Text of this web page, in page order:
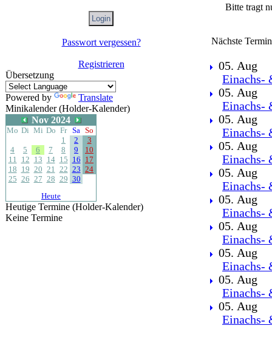
Passwort vergessen?
Registrieren
Übersetzung
Powered by
Translate
Minikalender (Holder-Kalender)
Nov 2024
Mo Di Mi Do Fr Sa So
1
2
3
4
5 6 7 8 9
10
11 12 13 14 15 16 17
18 19 20 21 22 23 24
25 26 27 28 29 30
Heute
Heutige Termine (Holder-Kalender)
Keine Termine
Bitte tragt
Nächste
05. Aug
Einachs-
05. Aug
Einachs-
05. Aug
Einachs-
05. Aug
Einachs-
05. Aug
Einachs-
05. Aug
Einachs-
05. Aug
Einachs-
05. Aug
Einachs-
05. Aug
Einachs-
05. Aug
Einachs-